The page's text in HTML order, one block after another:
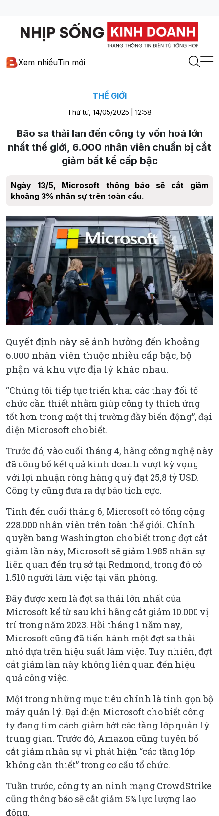
Xem nhiềuTin mới
THẾ GIỚI
Thứ tư, 14/05/2025 | 12:58
Bão sa thải lan đến công ty vốn hoá lớn
nhất thế giới, 6.000 nhân viên chuẩn bị cắt
giảm bất kể cấp bậc
Ngày 13/5, Microsoft thông báo sẽ cắt giảm
khoảng 3% nhân sự trên toàn cầu.
Quyết định này sẽ ảnh hưởng đến khoảng
6.000 nhân viên thuộc nhiều cấp bậc, bộ
phận và khu vực địa lý khác nhau.
“Chúng tôi tiếp tục triển khai các thay đổi tổ
chức cần thiết nhằm giúp công ty thích ứng
tốt hơn trong một thị trường đầy biến động”, đại
diện Microsoft cho biết.
Trước đó, vào cuối tháng 4, hãng công nghệ này
đã công bố kết quả kinh doanh vượt kỳ vọng
với lợi nhuận ròng hàng quý đạt 25,8 tỷ USD.
Công ty cũng đưa ra dự báo tích cực.
Tính đến cuối tháng 6, Microsoft có tổng cộng
228.000 nhân viên trên toàn thế giới. Chính
quyền bang Washington cho biết trong đợt cắt
giảm lần này, Microsoft sẽ giảm 1.985 nhân sự
liên quan đến trụ sở tại Redmond, trong đó có
1.510 người làm việc tại văn phòng.
Đây được xem là đợt sa thải lớn nhất của
Microsoft kể từ sau khi hãng cắt giảm 10.000 vị
trí trong năm 2023. Hồi tháng 1 năm nay,
Microsoft cũng đã tiến hành một đợt sa thải
nhỏ dựa trên hiệu suất làm việc. Tuy nhiên, đợt
cắt giảm lần này không liên quan đến hiệu
quả công việc.
Một trong những mục tiêu chính là tinh gọn bộ
máy quản lý. Đại diện Microsoft cho biết công
ty đang tìm cách giảm bớt các tầng lớp quản lý
trung gian. Trước đó, Amazon cũng tuyên bố
cắt giảm nhân sự vì phát hiện “các tầng lớp
không cần thiết” trong cơ cấu tổ chức.
Tuần trước, công ty an ninh mạng CrowdStrike
cũng thông báo sẽ cắt giảm 5% lực lượng lao
động.